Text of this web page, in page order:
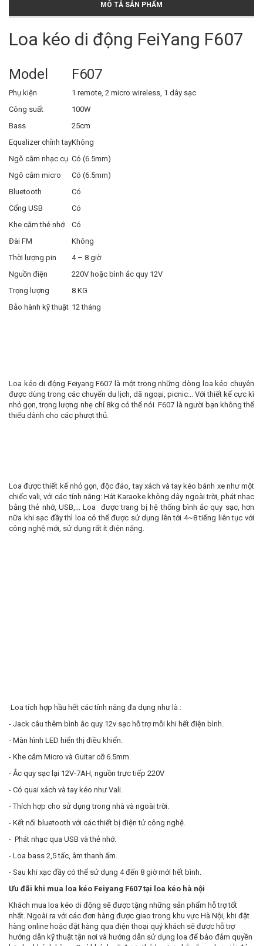
MÔ TẢ SẢN PHẨM
Loa kéo di động FeiYang F607
Model F607
Phụ kiện
1 remote, 2 micro wireless, 1 dây sạc
Công suất
100W
Bass
25cm
Equalizer chỉnh tayKhông
Ngõ cắm nhạc cụ Có (6.5mm)
Ngõ cắm micro
Có (6.5mm)
Bluetooth
Có
Cổng USB
Có
Khe cắm thẻ nhớ
Có
Đài FM
Không
Thời lượng pin
4 – 8 giờ
Nguồn điện
220V hoặc bình ắc quy 12V
Trọng lượng
8 KG
Bảo hành kỹ thuật 12 tháng
Loa kéo di động Feiyang F607 là một trong những dòng loa kéo chuyên
được dùng trong các chuyến du lịch, dã ngoại, picnic... Với thiết kế cực kì
nhỏ gọn, trọng lượng nhẹ chỉ 8kg có thể nói F607 là người bạn không thể
thiếu dành cho các phượt thủ.
Loa được thiết kế nhỏ gọn, độc đáo, tay xách và tay kéo bánh xe như một
chiếc vali, với các tính năng: Hát Karaoke không dây ngoài trời, phát nhạc
bằng thẻ nhớ, USB,... Loa được trang bị hệ thống bình ắc quy sạc, hơn
nữa khi sạc đầy thì loa có thể được sử dụng lên tới 4~8 tiếng liên tục với
công nghệ mới, sử dụng rất ít điện năng.
Loa tích hợp hầu hết các tính năng đa dụng như là :
- Jack câu thêm bình ắc quy 12v sạc hỗ trợ mỗi khi hết điện bình.
- Màn hình LED hiển thị điều khiển.
- Khe cắm Micro và Guitar cỡ 6.5mm.
- Ắc quy sạc lại 12V-7AH, nguồn trực tiếp 220V
- Có quai xách và tay kéo như Vali.
- Thích hợp cho sử dụng trong nhà và ngoài trời.
- Kết nối bluetooth với các thiết bị điện tử công nghệ.
- Phát nhạc qua USB và thẻ nhớ.
- Loa bass 2,5 tấc, âm thanh ấm.
- Sau khi xạc đầy có thể sử dụng 4 đến 8 giờ mới hết bình.
Ưu đãi khi mua loa kéo Feiyang F607tại loa kéo hà nội
Khách mua loa kéo di động sẽ được tặng những sản phẩm hỗ trợ tốt
nhất. Ngoài ra với các đơn hàng được giao trong khu vực Hà Nội, khi đặt
hàng online hoặc đặt hàng qua điện thoại quý khách sẽ được hỗ trợ
hướng dẫn kỹ thuật tận nơi và hướng dẫn sử dụng loa để bảo đảm quyền